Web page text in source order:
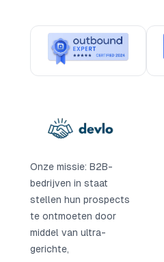
Onze missie: B2B-
bedrijven in staat
stellen hun prospects
te ontmoeten door
middel van ultra-
gerichte,